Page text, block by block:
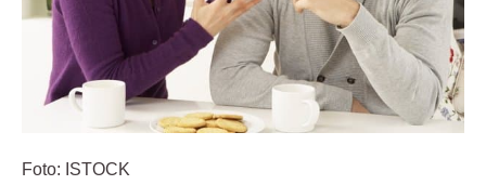
Foto: ISTOCK